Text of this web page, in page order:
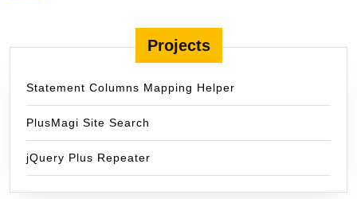
pagination
Projects
Statement Columns Mapping Helper
PlusMagi Site Search
jQuery Plus Repeater